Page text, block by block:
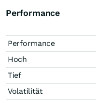
Performance
Performance
Hoch
Tief
Volatilität